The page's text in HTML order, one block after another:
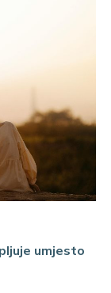
umjesto